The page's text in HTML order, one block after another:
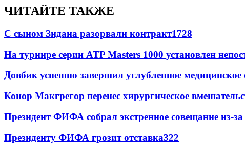
ЧИТАЙТЕ ТАКЖЕ
С сыном Зидана разорвали контракт1728
На турнире серии ATP Masters 1000 установлен
Довбик успешно завершил углубленное медицинское
Конор Макгрегор перенес хирургическое
Президент ФИФА собрал экстренное совещание из-
Президенту ФИФА грозит отставка322